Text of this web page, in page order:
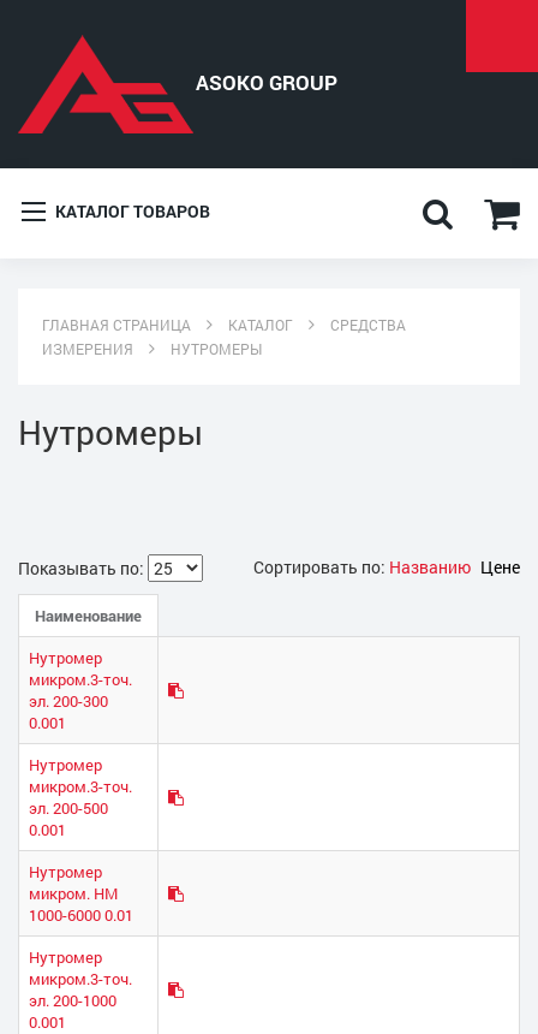
КАТАЛОГ ТОВАРОВ
ГЛАВНАЯ СТРАНИЦА КАТАЛОГ
СРЕДСТВА
ИЗМЕРЕНИЯ
НУТРОМЕРЫ
Нутромеры
Показывать по: Сортировать по: Названию Цене
Наименование
Нутромер
микром.3-точ.
эл. 200-300
0.001
Нутромер
микром.3-точ.
эл. 200-500
0.001
Нутромер
микром. НМ
1000-6000 0.01
Нутромер
микром.3-точ.
эл. 200-1000
0.001